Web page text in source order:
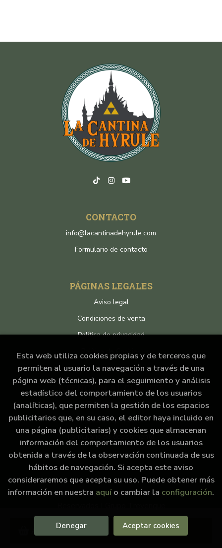
Añadir a mi cesta
CONTACTO
info@lacantinadehyrule.com
Formulario de contacto
PÁGINAS LEGALES
Aviso legal
Condiciones de venta
Política de privacidad
Política de Cookies
ATENCIÓN AL CLIENTE
Quiénes somos
Pedidos especiales
Formulario de desistimiento
2026 ©La cantina de Hyrule. Todos los Derechos
Esta web utiliza cookies propias y de terceros que
permiten al usuario la navegación a través de una
página web (técnicas), para el seguimiento y análisis
estadístico del comportamiento de los usuarios
(analíticas), que permiten la gestión de los espacios
publicitarios que, en su caso, el editor haya incluido en
una página (publicitarias) y cookies que almacenan
información del comportamiento de los usuarios
obtenida a través de la observación continuada de sus
hábitos de navegación. Si acepta este aviso
consideraremos que acepta su uso. Puede obtener más
información en nuestra aquío cambiar la configuración.
Denegar Aceptar cookies